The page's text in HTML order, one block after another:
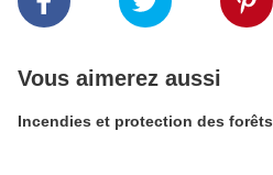
Vous aimerez aussi
Incendies et protection des forêts